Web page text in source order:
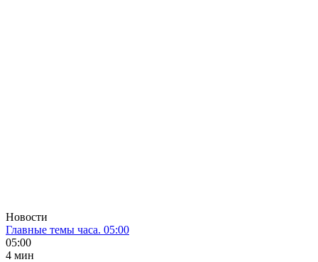
Новости
Главные темы часа. 05:00
05:00
4 мин